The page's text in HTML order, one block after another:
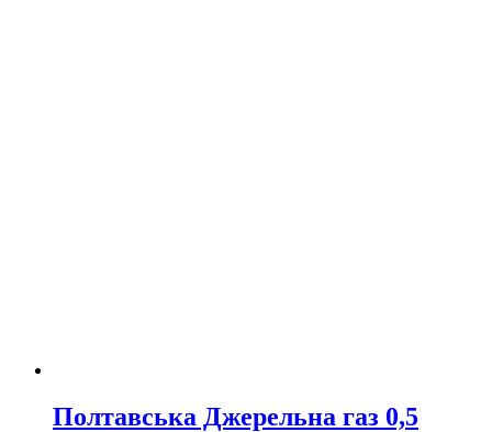
Полтавська Джерельна газ 0,5